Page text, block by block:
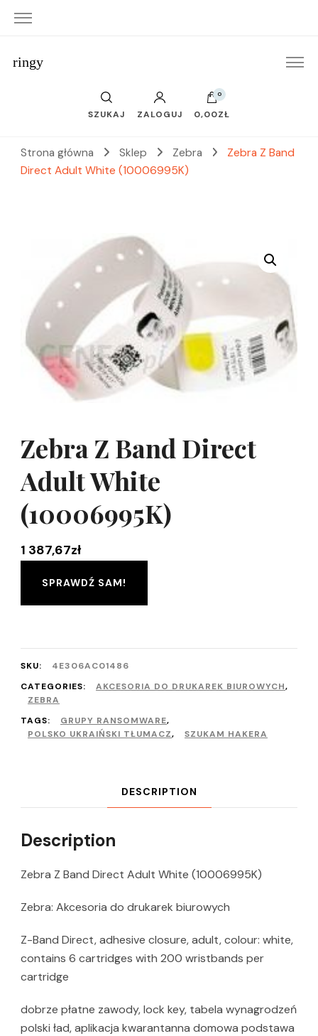
ringy
SZUKAJ ZALOGUJ
0
0,00ZŁ
Strona główna Sklep Zebra
Zebra Z Band
Direct Adult White (10006995K)
Zebra Z Band Direct
Adult White
(10006995K)
1 387,67zł
SPRAWDŹ SAM!
SKU:
4E306AC01486
CATEGORIES:
AKCESORIA DO DRUKAREK BIUROWYCH,
ZEBRA
TAGS:
GRUPY RANSOMWARE,
POLSKO UKRAIŃSKI TŁUMACZ, SZUKAM HAKERA
DESCRIPTION
Description
Zebra Z Band Direct Adult White (10006995K)
Zebra: Akcesoria do drukarek biurowych
Z-Band Direct, adhesive closure, adult, colour: white,
contains 6 cartridges with 200 wristbands per
cartridge
dobrze płatne zawody, lock key, tabela wynagrodzeń
polski ład, aplikacja kwarantanna domowa podstawa